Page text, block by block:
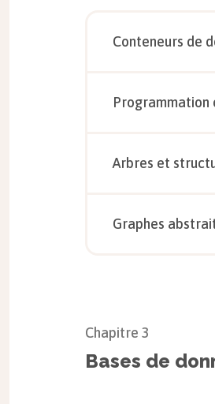
Conteneurs de
Arbres et
Graphes
Chapitre 3
Bases de